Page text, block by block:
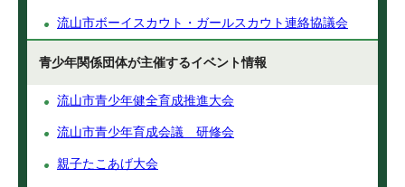
流山市ボーイスカウト・ガールスカウト連絡協議会
青少年関係団体が主催するイベント情報
流山市青少年健全育成推進大会
流山市青少年育成会議 研修会
親子たこあげ大会